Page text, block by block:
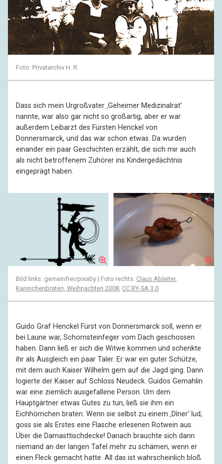
Foto: Privatarchiv H. R.
Dass sich mein Urgroßvater ‚Geheimer Medizinalrat‘
nannte, war also gar nicht so großartig, aber er war
außerdem Leibarzt des Fürsten Henckel von
Donnersmarck, und das war schon etwas. Da wurden
einander ein paar Geschichten erzählt, die sich mir auch
als nicht betroffenem Zuhörer ins Kindergedächtnis
eingeprägt haben.
Bild links: gemeinfrei/pixaby | Foto rechts: Claus Ableiter,
Kaninchenbraten, Weihnachten 2008, CC BY-SA 3.0
Guido Graf Henckel Fürst von Donnersmarck soll, wenn er
bei Laune war, Schornsteinfeger vom Dach geschossen
haben. Dann ließ er sich die Witwe kommen und schenkte
ihr als Ausgleich ein paar Taler. Er war ein guter Schütze,
mit dem auch Kaiser Wilhelm gern auf die Jagd ging. Dann
logierte der Kaiser auf Schloss Neudeck. Guidos Gemahlin
war eine ziemlich ausgefallene Person. Um dem
Hauptgärtner etwas Gutes zu tun, ließ sie ihm ein
Eichhörnchen braten. Wenn sie selbst zu einem ‚Dîner‘ lud,
goss sie als Erstes eine Flasche erlesenen Rotwein aus.
Über die Damasttischdecke! Danach brauchte sich dann
niemand an der langen Tafel mehr zu schämen, wenn er
einen Fleck gemacht hatte. All das ist wahrscheinlich bloß